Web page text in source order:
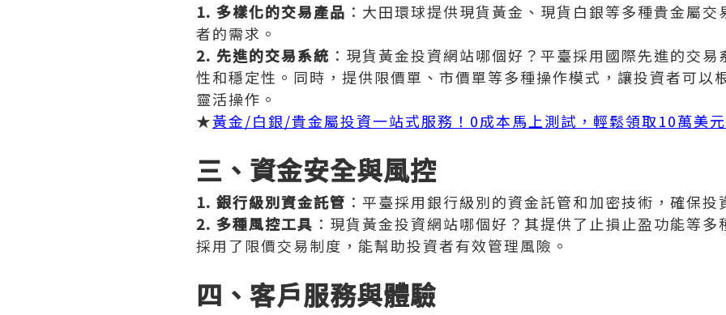
1. 多樣化的交易產品 ：大田環球提供現貨黃金、現貨白銀等多種貴金屬
者的需求。
2. 先進的交易系統 ：現貨黃金投資網站哪個好？平臺採用國際先進的交
性和穩定性。同時，提供限價單、市價單等多種操作模式，讓投資者可以
靈活操作。
★黃金/白銀/貴金屬投資一站式服務！0成本馬上測試，輕鬆領取10萬美
三、資金安全與風控
1. 銀行級別資金託管 ：平臺採用銀行級別的資金託管和加密技術，確保
2. 多種風控工具 ：現貨黃金投資網站哪個好？其提供了止損止盈功能等
採用了限價交易制度，能幫助投資者有效管理風險。
四、客戶服務與體驗